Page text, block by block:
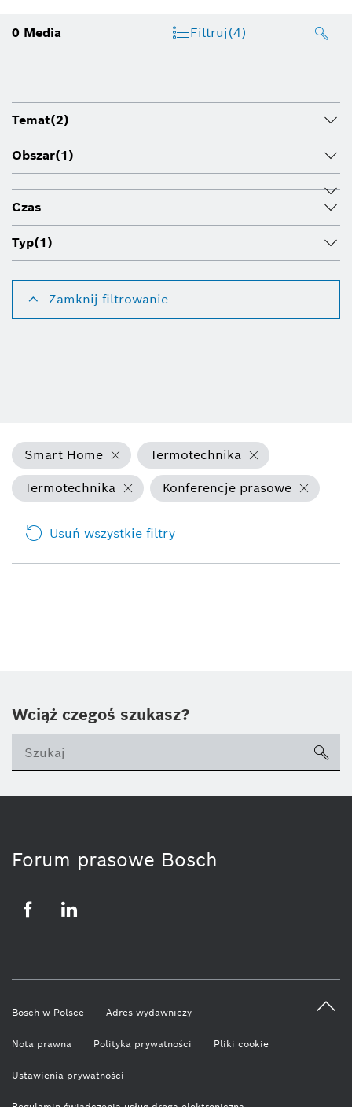
0 Media Filtruj(4)
Temat(2)
Obszar(1)
Czas
Typ(1)
Zamknij filtrowanie
Smart Home
Termotechnika
Termotechnika
Konferencje prasowe
Usuń wszystkie filtry
Wciąż czegoś szukasz?
Forum prasowe Bosch
Bosch w Polsce Adres wydawniczy
Nota prawna Polityka prywatności Pliki cookie
Ustawienia prywatności